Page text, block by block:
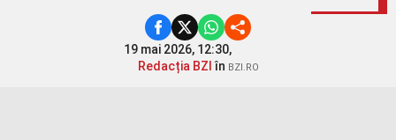
19 mai 2026, 12:30,
Redacția BZI în BZI.RO